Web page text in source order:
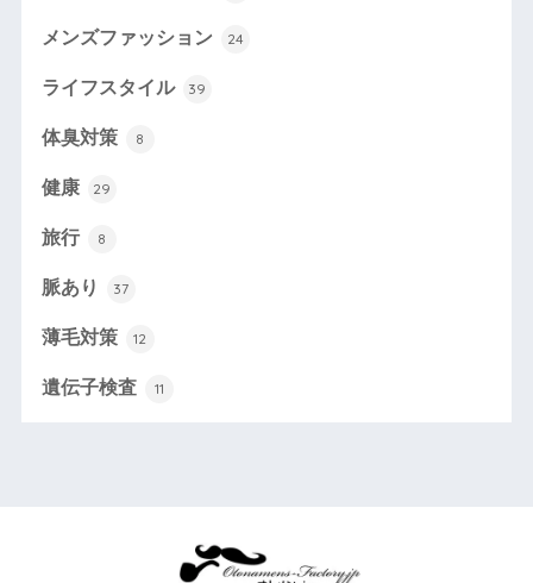
メンズファッション 24
ライフスタイル 39
体臭対策 8
健康 29
旅行 8
脈あり 37
薄毛対策 12
遺伝子検査 11